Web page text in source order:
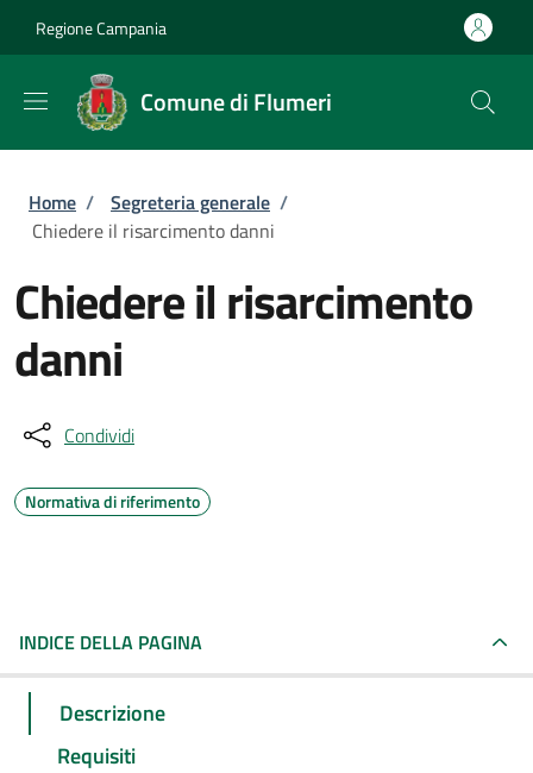
Regione Campania
Comune di Flumeri
Briciole di pane
Home / Segreteria generale /
Chiedere il risarcimento danni
Chiedere il risarcimento
danni
Condividi
Normativa di riferimento
INDICE DELLA PAGINA
Descrizione
Requisiti